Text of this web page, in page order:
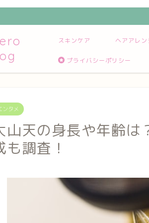
スキンケア ヘアアレン
プライバシーポリシー
ンタメ
山天の身長や年齢は
も調査！